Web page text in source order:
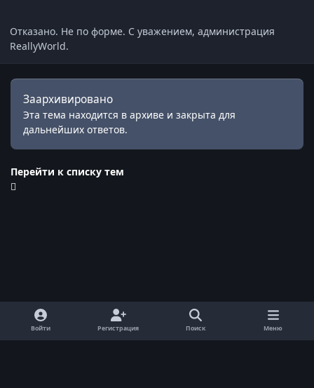
Отказано. Не по форме. С уважением, администрация
ReallyWorld.
Заархивировано
Эта тема находится в архиве и закрыта для
дальнейших ответов.
Перейти к списку тем
Войти Регистрация Поиск Меню